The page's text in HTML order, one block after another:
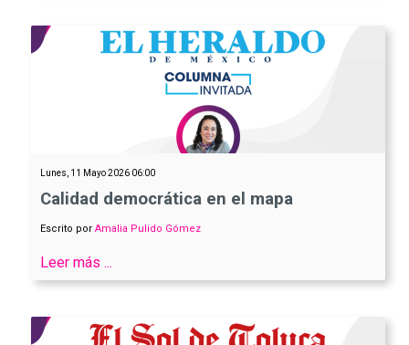
Lunes, 11 Mayo 2026 06:00
Calidad democrática en el mapa
Escrito por Amalia Pulido Gómez
Leer más ...